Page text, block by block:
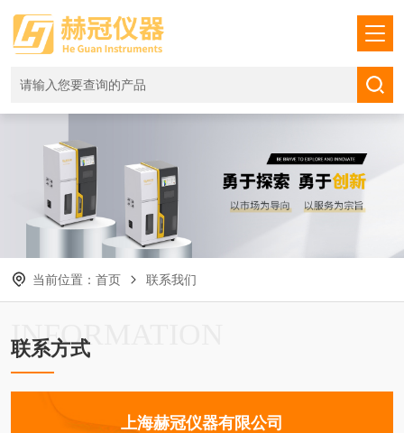
当前位置： 首页 联系我们
INFORMATION
联系方式
上海赫冠仪器有限公司